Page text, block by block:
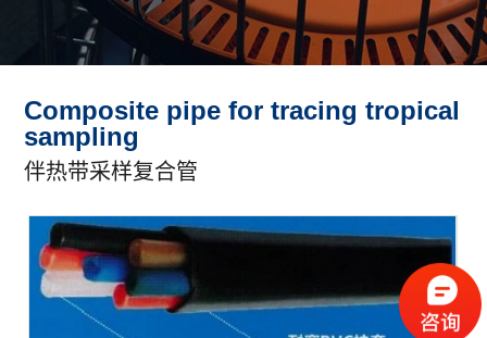
Composite pipe for tracing tropical
sampling
伴热带采样复合管